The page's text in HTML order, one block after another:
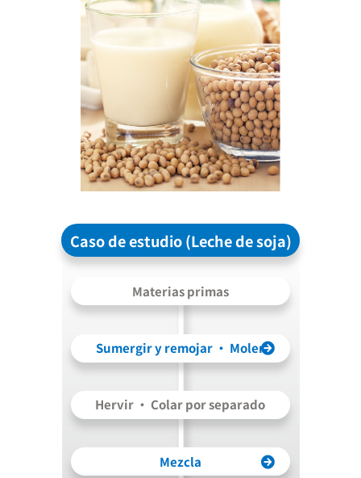
Caso de estudio (Leche de soja)
Materias primas
Sumergir y remojar ・ Moler
Hervir ・ Colar por separado
Mezcla